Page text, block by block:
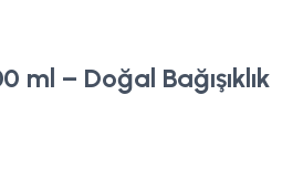
ml – Doğal Bağışıklık